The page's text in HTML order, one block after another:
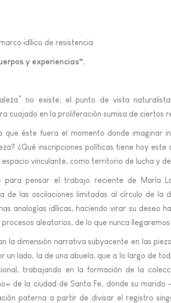
idílico de resistencia
y experiencias”.
no existe, el punto de vista
cuajado en la proliferación sumisa de ciertos
que éste fuera el momento donde imaginar
¿Qué inscripciones políticas tiene hoy
vinculante, como territorio de lucha y
para pensar el trabajo reciente de María
de las oscilaciones limitadas al círculo de la
analogías idílicas, haciendo virar su deseo
aleatorios, de lo que nunca
la dimensión narrativa subyacente en las
un lado, la de una abuela, que a lo largo de
trabajando en la formación de la
de la ciudad de Santa Fe, donde su
paterna a partir de divisar el registro